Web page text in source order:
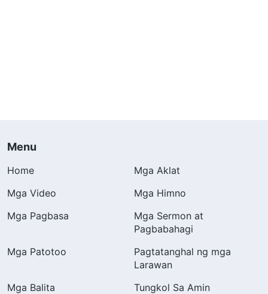
Menu
Home
Mga Aklat
Mga Video
Mga Himno
Mga Pagbasa
Mga Sermon at
Pagbabahagi
Mga Patotoo
Pagtatanghal ng mga
Larawan
Mga Balita
Tungkol Sa Amin